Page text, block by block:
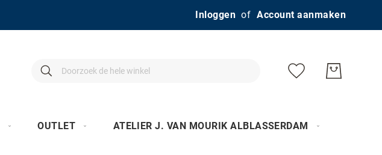
Ga
Inloggen Account aanmaken
Search
Search
OUTLET ATELIER J. VAN MOURIK ALBLASSERDAM